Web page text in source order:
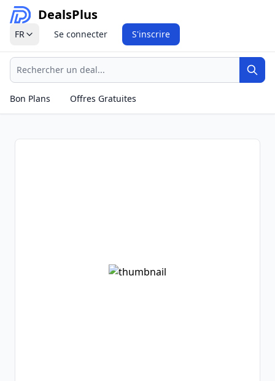
DealsPlus
FR Se connecter S'inscrire
Recherche
Bon Plans
Offres Gratuites